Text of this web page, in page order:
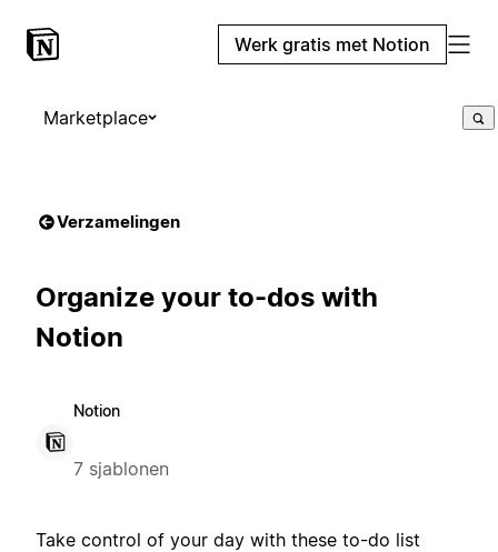
Werk gratis met Notion
Marketplace
Verzamelingen
Organize your to-dos with
Notion
Notion
7 sjablonen
Take control of your day with these to-do list